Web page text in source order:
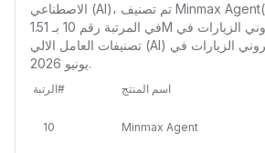
الاصطناعي (AI)، تم تصنيف Minmax Agent(الموقع الإلكتروني)
في المرتبة رقم 10 بـ 1.51M الموقع الإلكتروني الزيارات في
تصنيفات العامل الالي (AI) حسب الموقع الإلكتروني الزيارات في
يونيو 2026.
الرتبة# اسم المنتج
10 Minmax Agent